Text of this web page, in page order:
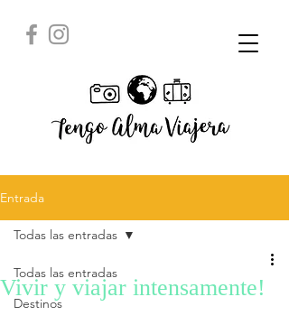
Entrada
Todas las entradas
Destinos
Todas las entradas
Vivir y viajar intensamente!